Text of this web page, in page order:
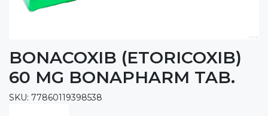
BONACOXIB (ETORICOXIB)
60 MG BONAPHARM TAB.
SKU: 77860119398538